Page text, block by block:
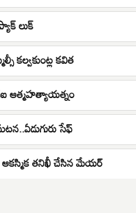
లుక్
కల్వకుంట్ల కవిత
ఆత్మహత్యాయత్నం
సేఫ్
ఆకస్మిక తనిఖీ చేసిన మేయర్